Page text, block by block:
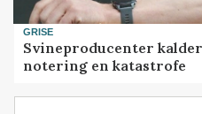
GRISE
Svineproducenter
notering en katastrofe